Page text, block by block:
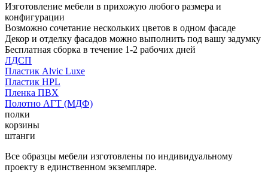
Изготовление мебели в прихожую любого размера и
конфигурации
Возможно сочетание нескольких цветов в одном фасаде
Декор и отделку фасадов можно выполнить под вашу задумку
Бесплатная сборка в течение 1-2 рабочих дней
ЛДСП
Пластик Alvic Luxe
Пластик HPL
Пленка ПВХ
Полотно АГТ (МДФ)
полки
корзины
штанги
Все образцы мебели изготовлены по индивидуальному
проекту в единственном экземпляре.